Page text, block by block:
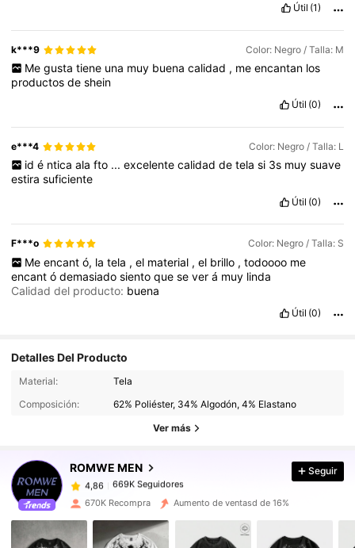
Útil (1)
k***9 Color: Negro / Talla: M
Me gusta tiene una muy buena calidad , me encantan los
productosdeshein
Útil (0)
e***4 Color: Negro / Talla: L
id é ntica ala fto ... excelente calidad de tela si 3s muy suave
estirasuficiente
Útil (0)
F***o Color: Negro / Talla: S
Me encant ó, la tela , el material , el brillo , todoooo me
encantódemasiadosientoqueseverá muy linda
Calidad del producto: buena
Útil (0)
Detalles Del Producto
Material:
Tela
Composición:
62% Poliéster, 34% Algodón, 4% Elastano
Ver más
ROMWE MEN
669K Seguidores
669K Seguidores
669K Seguidores
j***o pagóHace 1 día
4,86 669K Seguidores
Seguir
670K Recompra Aumento de ventasd de 16%